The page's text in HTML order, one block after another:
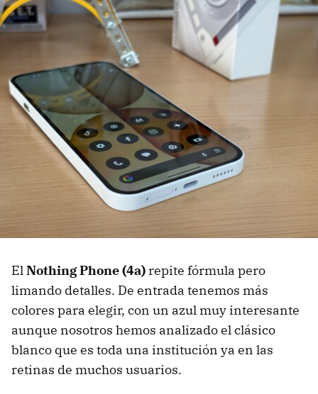
ElNothing Phone (4a) repite fórmula pero
limando detalles. De entrada tenemos más
colores para elegir, con un azul muy interesante
aunque nosotros hemos analizado el clásico
blanco que es toda una institución ya en las
retinas de muchos usuarios.